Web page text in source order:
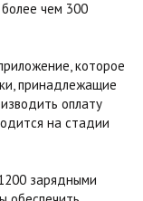
чем 300
которое
принадлежащие
оплату
на стадии
зарядными